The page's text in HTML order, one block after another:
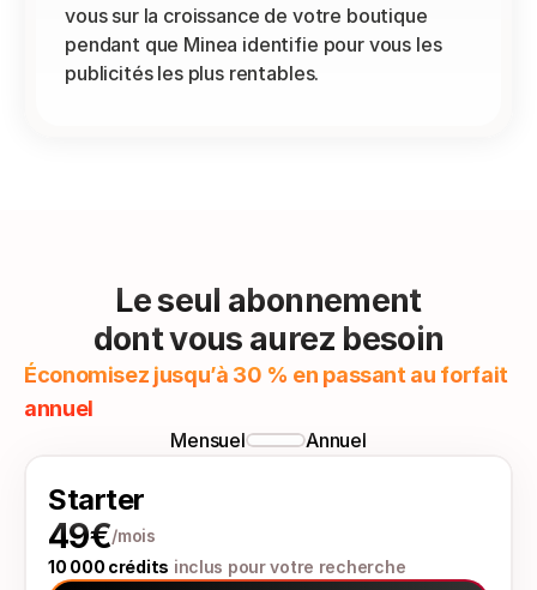
vous sur la croissance de votre boutique
pendant que Minea identifie pour vous les
publicités les plus rentables.
Le seul abonnement
dont vous aurez besoin
Économisez jusqu’à 30 % en passant au forfait
annuel
Mensuel Annuel
Starter
49€/mois
10 000 crédits inclus pour votre recherche